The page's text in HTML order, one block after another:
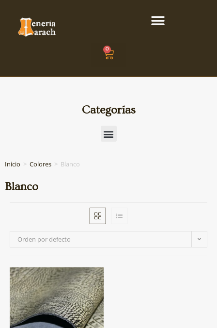
0
Categorías
Inicio > Colores > Blanco
Blanco
Orden por defecto